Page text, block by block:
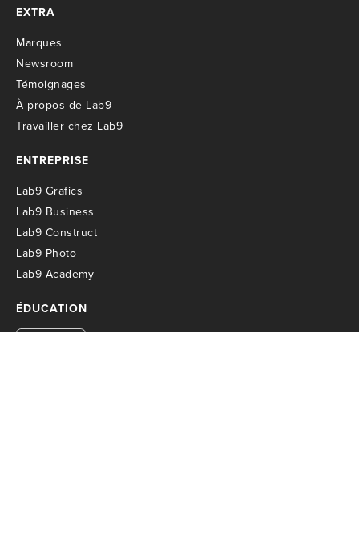
EXTRA
Marques
Newsroom
Témoignages
À propos de Lab9
Travailler chez Lab9
ENTREPRISE
Lab9 Grafics
Lab9 Business
Lab9 Construct
Lab9 Photo
Lab9 Academy
ÉDUCATION